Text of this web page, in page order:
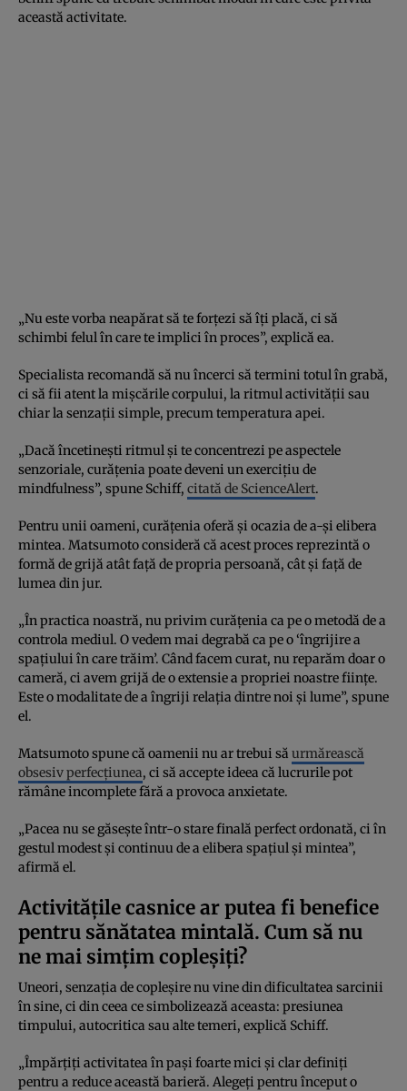
această activitate.
„Nu este vorba neapărat să te forțezi să îți placă, ci să
schimbi felul în care te implici în proces”, explică ea.
Specialista recomandă să nu încerci să termini totul în grabă,
ci să fii atent la mișcările corpului, la ritmul activității sau
chiar la senzații simple, precum temperatura apei.
„Dacă încetinești ritmul și te concentrezi pe aspectele
senzoriale, curățenia poate deveni un exercițiu de
mindfulness”, spune Schiff, citată de ScienceAlert.
Pentru unii oameni, curățenia oferă și ocazia de a-și elibera
mintea. Matsumoto consideră că acest proces reprezintă o
formă de grijă atât față de propria persoană, cât și față de
lumea din jur.
„În practica noastră, nu privim curățenia ca pe o metodă de a
controla mediul. O vedem mai degrabă ca pe o ‘îngrijire a
spațiului în care trăim’. Când facem curat, nu reparăm doar o
cameră, ci avem grijă de o extensie a propriei noastre ființe.
Este o modalitate de a îngriji relația dintre noi și lume”, spune
el.
Matsumoto spune că oamenii nu ar trebui să urmărească
obsesiv perfecțiunea, ci să accepte ideea că lucrurile pot
rămâne incomplete fără a provoca anxietate.
„Pacea nu se găsește într-o stare finală perfect ordonată, ci în
gestul modest și continuu de a elibera spațiul și mintea”,
afirmă el.
Activitățile casnice ar putea fi benefice
pentru sănătatea mintală. Cum să nu
ne mai simțim copleșiți?
Uneori, senzația de copleșire nu vine din dificultatea sarcinii
în sine, ci din ceea ce simbolizează aceasta: presiunea
timpului, autocritica sau alte temeri, explică Schiff.
„Împărțiți activitatea în pași foarte mici și clar definiți
pentru a reduce această barieră. Alegeți pentru început o